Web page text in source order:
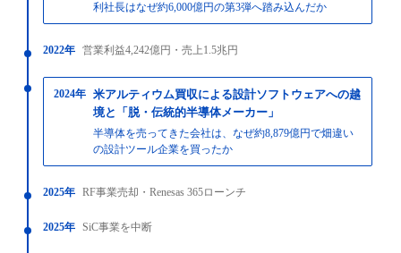
利社長はなぜ約6,000億円の第3弾へ踏み込んだか
2022年 営業利益4,242億円・売上1.5兆円
2024年 米アルティウム買収による設計ソフトウェアへの越
境と「脱・伝統的半導体メーカー」
半導体を売ってきた会社は、なぜ約8,879億円で畑違い
の設計ツール企業を買ったか
2025年 RF事業売却・Renesas 365ローンチ
2025年 SiC事業を中断